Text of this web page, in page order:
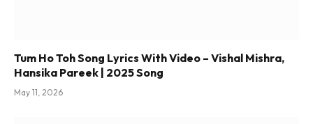
Tum Ho Toh Song Lyrics With Video – Vishal Mishra,
Hansika Pareek | 2025 Song
May 11, 2026